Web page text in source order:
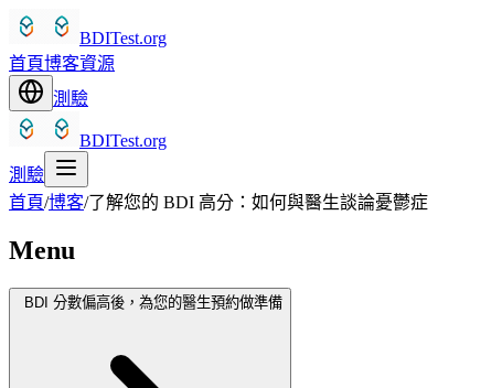
BDITest.org
首頁博客資源
測驗
BDITest.org
測驗
首頁/博客/了解您的 BDI 高分：如何與醫生談論憂鬱症
Menu
BDI 分數偏高後，為您的醫生預約做準備